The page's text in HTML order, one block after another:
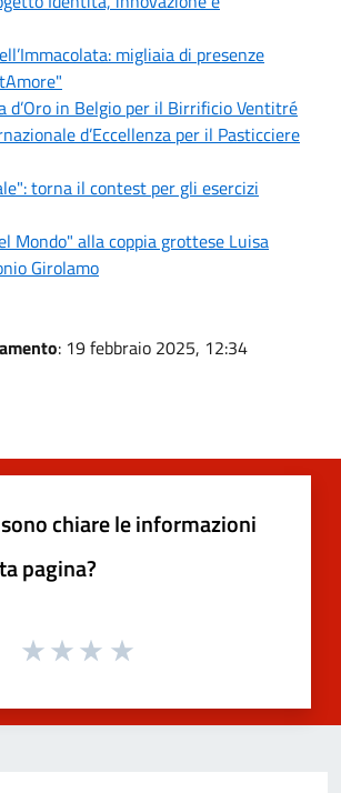
migliaia di presenze
d’Oro in Belgio per il Birrificio Ventitré
d’Eccellenza per il Pasticciere
torna il contest per gli esercizi
Mondo" alla coppia grottese Luisa
Girolamo
: 19 febbraio 2025, 12:34
chiare le informazioni
pagina?